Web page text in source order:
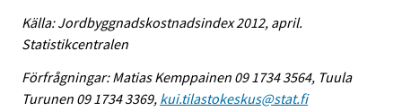
Källa: Jordbyggnadskostnadsindex 2012, april.
Statistikcentralen
Förfrågningar: Matias Kemppainen 09 1734 3564, Tuula
Turunen 09 1734 3369, kui.tilastokeskus@stat.fi